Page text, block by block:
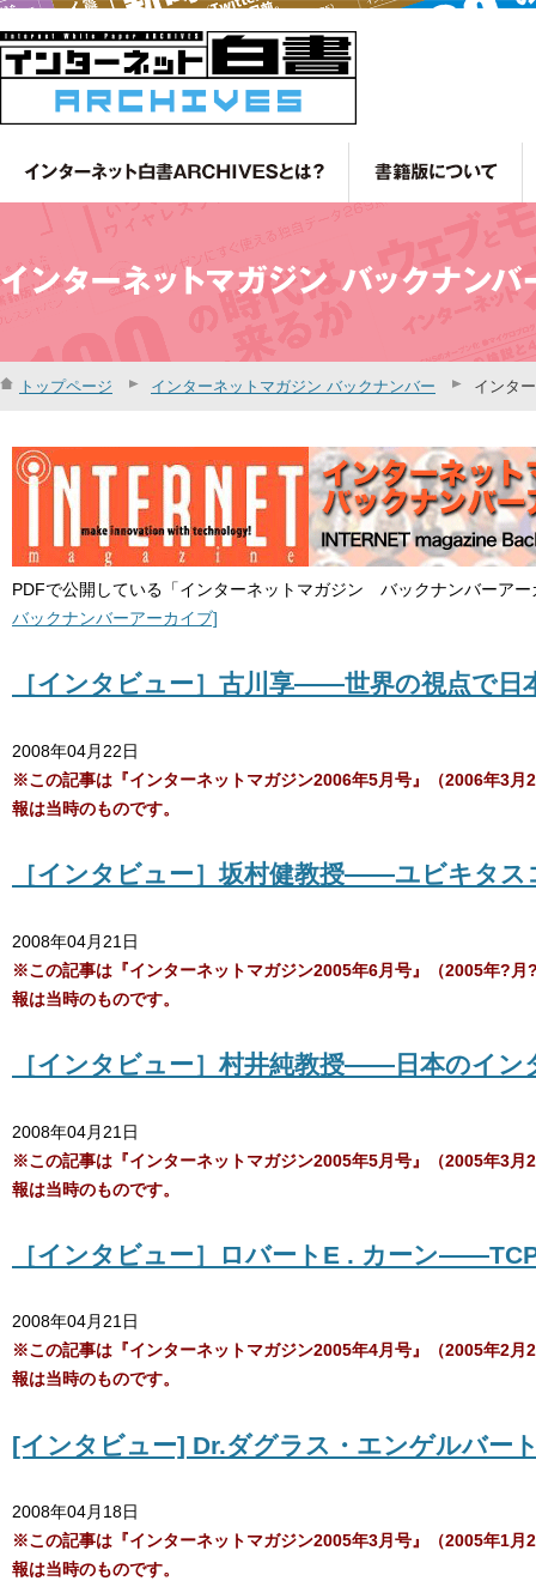
トップページ インターネットマガジン バックナンバー インタ
PDFで公開している「インターネットマガジン バックナンバーア
バックナンバーアーカイブ]
［インタビュー］古川享――世界の視点で
2008年04月22日
※この記事は『インターネットマガジン2006年5月号』（2006年3
報は当時のものです。
［インタビュー］坂村健教授――ユビキタ
2008年04月21日
※この記事は『インターネットマガジン2005年6月号』（2005年?
報は当時のものです。
［インタビュー］村井純教授――日本のイン
2008年04月21日
※この記事は『インターネットマガジン2005年5月号』（2005年3
報は当時のものです。
［インタビュー］ロバートE . カーン
2008年04月21日
※この記事は『インターネットマガジン2005年4月号』（2005年2
報は当時のものです。
[インタビュー] Dr.ダグラス・エンゲルバー
2008年04月18日
※この記事は『インターネットマガジン2005年3月号』（2005年1
報は当時のものです。